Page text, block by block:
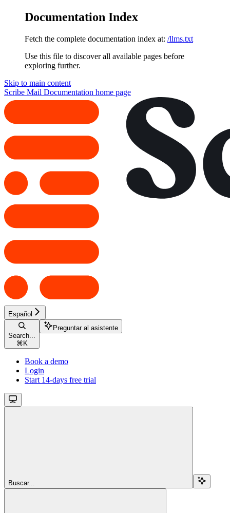
Documentation Index
Fetch the complete documentation index at: /llms.txt
Use this file to discover all available pages before
exploring further.
Skip to main content
Scribe Mail Documentation home page
Español
Search...
⌘ K
Preguntar al asistente
Book a demo
Login
Start 14-days free trial
Buscar...